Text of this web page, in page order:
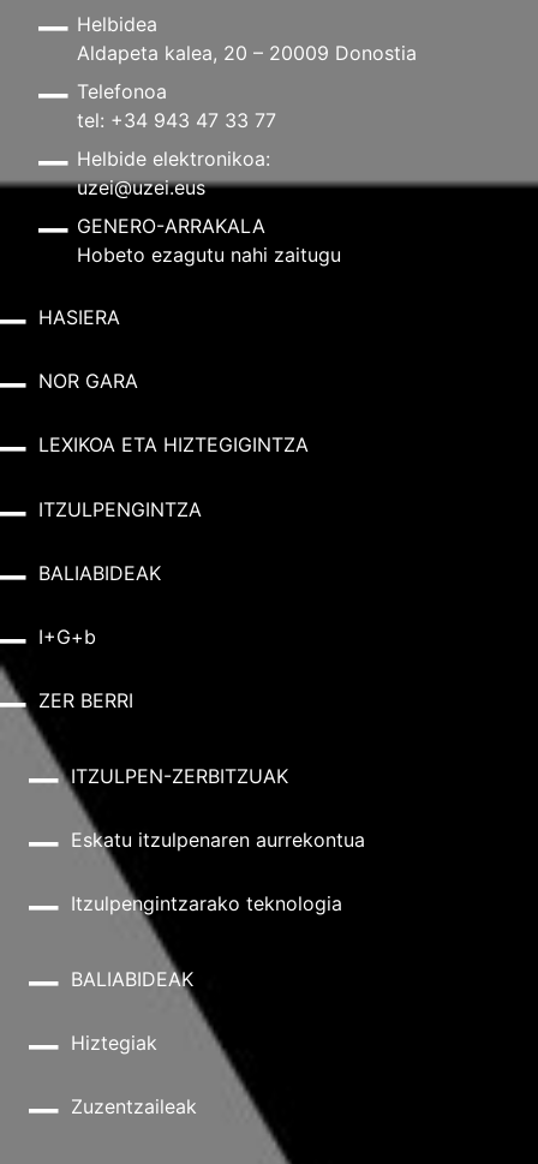
Helbidea
Aldapeta kalea, 20 – 20009 Donostia
Telefonoa
tel: +34 943 47 33 77
Helbide elektronikoa:
uzei@uzei.eus
GENERO-ARRAKALA
Hobeto ezagutu nahi zaitugu
HASIERA
NOR GARA
LEXIKOA ETA HIZTEGIGINTZA
ITZULPENGINTZA
BALIABIDEAK
I+G+b
ZER BERRI
ITZULPEN-ZERBITZUAK
Eskatu itzulpenaren aurrekontua
Itzulpengintzarako teknologia
BALIABIDEAK
Hiztegiak
Zuzentzaileak